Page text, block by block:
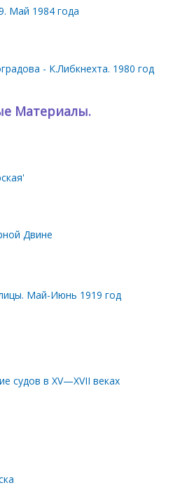
Май 1984 года
- К.Либкнехта. 1980 год
Материалы.
Двине
Май-Июнь 1919 год
судов в XV—XVII веках